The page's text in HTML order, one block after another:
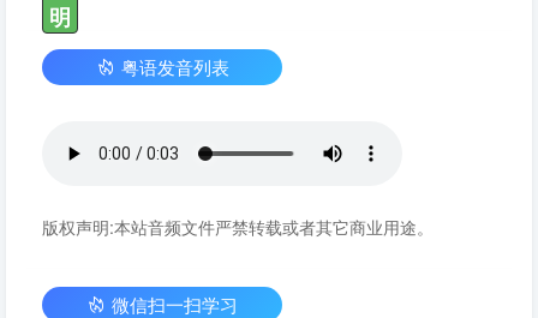
明
粤语发音列表
版权声明:本站音频文件严禁转载或者其它商业用途。
微信扫一扫学习